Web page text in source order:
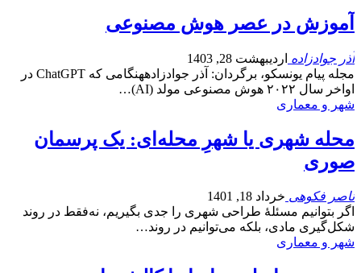
آموزش در عصر هوش مصنوعی
آذر جوادزاده اردیبهشت 28, 1403
مجله پیام یونسکو، برگردان: آذر جوادزادههنگامی که ChatGPT در
اواخر سال ۲۰۲۲ هوش مصنوعی مولد (AI)…
شهر و معماری
محله شهری یا شهرِ محله‌ای: یک پرسمان
صوری
ناصر فکوهی خرداد 18, 1401
اگر بتوانیم مسئلۀ طراحی شهری را جدی بگیریم، نه‌فقط در روند
شکل‌گیری مادی، بلکه می‌توانیم در روند…
شهر و معماری